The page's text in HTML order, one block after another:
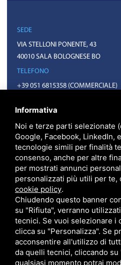
SEDE
VIA STELLONI PONENTE, 43
40010 SALA BOLOGNESE BO
TELEFONO
+39 051 6815358 (COMMERCIALE)
EMAIL
INFO@FXT.IT
COMMERCIALE@FXT.IT
F.X.T. S.P.A. • CODICE FISCALE E
399703 CAPITALE SOCIALE 1.570.400
PRIVACY
•SITEMAP • QUESTO SITO È
V3,
PRIVACY POLICY E TERMS OF SERVICE
Informativa
Noi e terze parti selezionate
Google, Facebook, LinkedIn,
tecnologie simili per finalità
consenso, anche per altre
per mostrati annunci
personalizzati più utili per te,
cookie policy.
Chiudendo questo banner
su "Rifiuta", verranno
tecnici. Se vuoi selezionare i
clicca su "Personalizza". Se
acconsentire all'utilizzo di
da quelli tecnici, cliccando su
qualsiasi momento potrai